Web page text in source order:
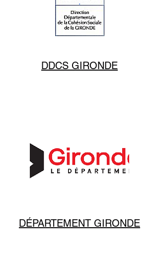
DDCS GIRONDE
DÉPARTEMENT GIRONDE